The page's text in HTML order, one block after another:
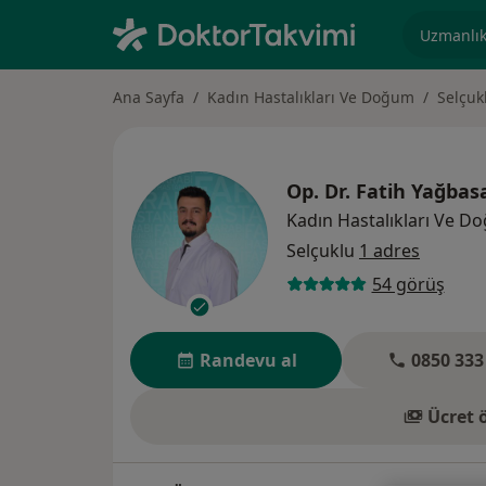
Ana Sayfa Kadın Hastalıkları Ve Doğum
Op. Dr. Fatih
Kadın Hastalıkları Ve
Selçuklu 1 adres
54 görüş
Randevu al 0850
Ücret